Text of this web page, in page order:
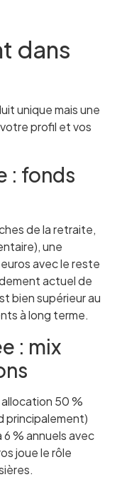
dans
unique mais une
profil et vos
: fonds
de la retraite,
une
avec le reste
actuel de
bien supérieur au
à long terme.
: mix
allocation 50 %
principalement)
% annuels avec
joue le rôle